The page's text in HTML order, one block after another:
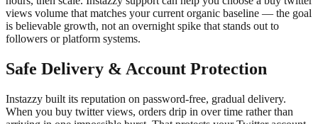
views volume that matches your current organic baseline — the goal
is believable growth, not an overnight spike that stands out to
followers or platform systems.
Safe Delivery & Account Protection
Instazzy built its reputation on password-free, gradual delivery.
When you buy twitter views, orders drip in over time rather than